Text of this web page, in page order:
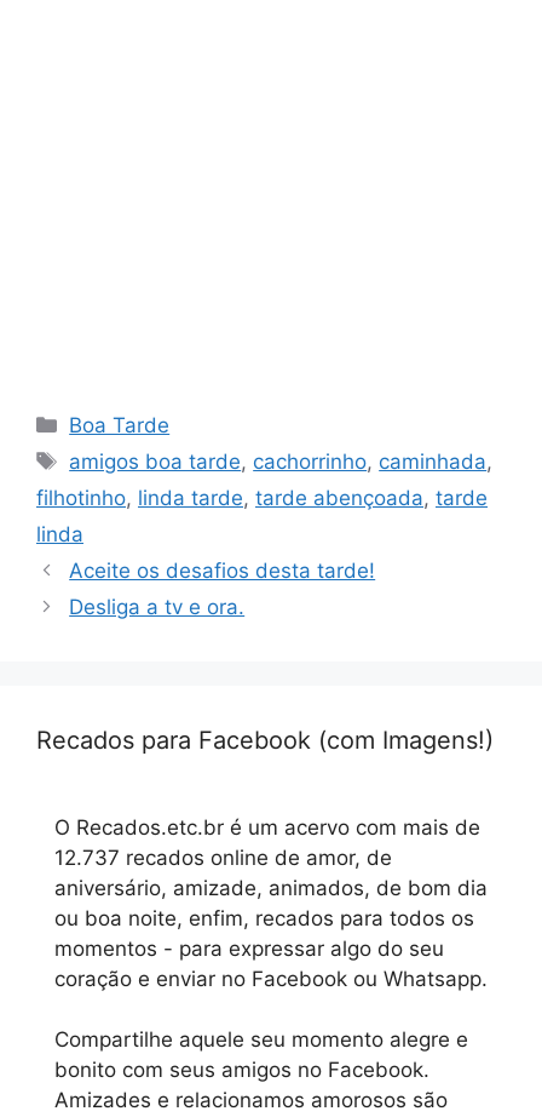
Categorias
Boa Tarde
Tags
amigos boa tarde, cachorrinho, caminhada,
filhotinho, linda tarde, tarde abençoada, tarde
linda
Aceite os desafios desta tarde!
Desliga a tv e ora.
Recados para Facebook (com Imagens!)
O Recados.etc.br é um acervo com mais de
12.737 recados online de amor, de
aniversário, amizade, animados, de bom dia
ou boa noite, enfim, recados para todos os
momentos - para expressar algo do seu
coração e enviar no Facebook ou Whatsapp.
Compartilhe aquele seu momento alegre e
bonito com seus amigos no Facebook.
Amizades e relacionamos amorosos são